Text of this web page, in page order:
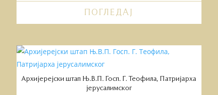
ПОГЛЕДАЈ
Архијерејски штап Њ.В.П. Госп. Г. Теофила, Патријарха
јерусалимског